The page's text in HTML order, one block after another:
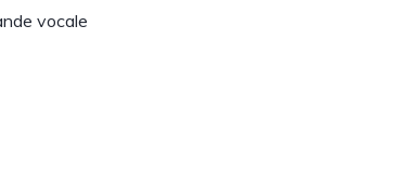
vocale